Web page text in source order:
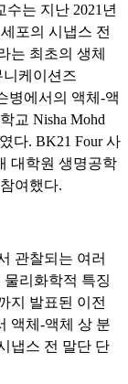
는 지난 2021년
포의 시냅스 전
는 최초의 생체
니케이션즈
병에서의 액체-액
교 Nisha Mohd
다. BK21 Four 사
대학원 생명공학
여했다.
관찰되는 여러
리화학적 특징
지 발표된 이전
액체-액체 상 분
냅스 전 말단 단